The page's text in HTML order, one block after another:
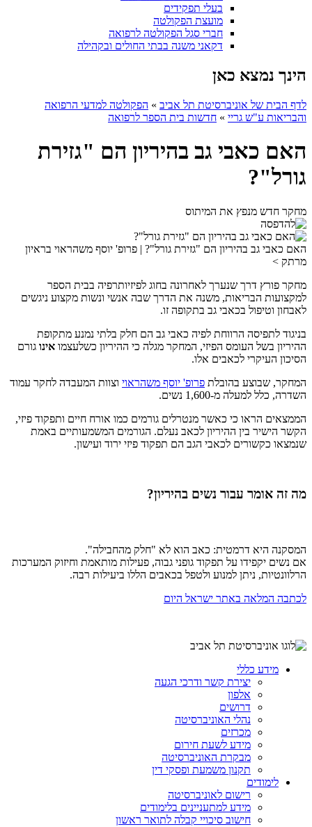
בעלי תפקידים
מועצת הפקולטה
חברי סגל הפקולטה לרפואה
דקאני משנה בבתי החולים ובקהילה
הינך נמצא כאן
לדף הבית של אוניברסיטת תל אביב » הפקולטה למדעי הרפואה
והבריאות ע"ש גריי » חדשות בית הספר לרפואה
האם כאבי גב בהיריון הם "גזירת
גורל"?
מחקר חדש מנפץ את המיתוס
האם כאבי גב בהיריון הם "גזירת גורל"? | פרופ' יוסף משהראוי בראיון
מרתק >
מחקר פורץ דרך שנערך לאחרונה בחוג לפיזיותרפיה בבית הספר
למקצועות הבריאות, משנה את הדרך שבה אנשי ונשות מקצוע ניגשים
לאבחון וטיפול בכאבי גב בתקופה זו.
בניגוד לתפיסה הרווחת לפיה כאבי גב הם חלק בלתי נמנע מתקופת
ההיריון בשל העומס הפיזי, המחקר מגלה כי ההיריון כשלעצמו אינו גורם
הסיכון העיקרי לכאבים אלו.
המחקר, שבוצע בהובלת פרופ' יוסף משהראוי וצוות המעבדה לחקר עמוד
השדרה, כלל למעלה מ-1,600 נשים.
הממצאים הראו כי כאשר מנטרלים גורמים כמו אורח חיים ותפקוד פיזי,
הקשר הישיר בין ההיריון לכאב נעלם. הגורמים המשמעותיים באמת
שנמצאו כקשורים לכאבי הגב הם תפקוד פיזי ירוד ועישון.
מה זה אומר עבור נשים בהיריון?
המסקנה היא דרמטית: כאב הוא לא "חלק מהחבילה".
אם נשים יקפידו על תפקוד גופני גבוה, פעילות מותאמת וחיזוק המערכות
הרלוונטיות, ניתן למנוע ולטפל בכאבים הללו ביעילות רבה.
לכתבה המלאה באתר ישראל היום
מידע כללי
יצירת קשר ודרכי הגעה
אלפון
דרושים
נהלי האוניברסיטה
מכרזים
מידע לשעת חירום
מבקרת האוניברסיטה
תקנון משמעת ופסקי דין
לימודים
רישום לאוניברסיטה
מידע למתעניינים בלימודים
חישוב סיכויי קבלה לתואר ראשון